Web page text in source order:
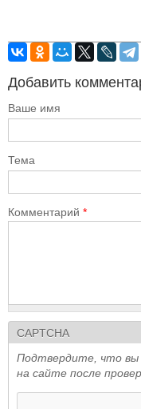
Добавить
Ваше имя
Тема
Комментарий *
CAPTCHA
Подтвердите, что вы
на сайте после